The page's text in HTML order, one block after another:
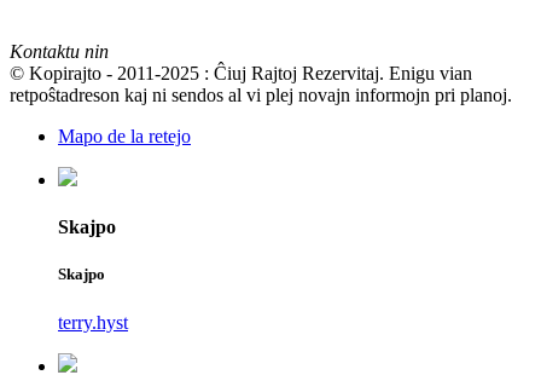
Kontaktu nin
© Kopirajto - 2011-2025 : Ĉiuj Rajtoj Rezervitaj. Enigu vian
retpoŝtadreson kaj ni sendos al vi plej novajn informojn pri planoj.
Mapo de la retejo
Skajpo
Skajpo
terry.hyst